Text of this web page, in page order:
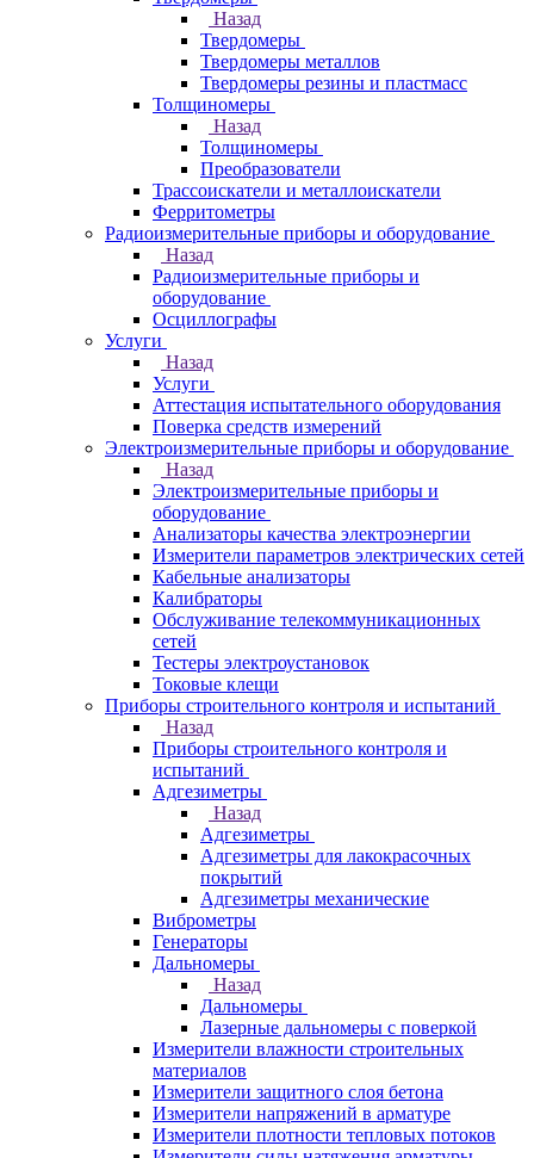
Назад
Твердомеры
Твердомеры металлов
Твердомеры резины и пластмасс
Толщиномеры
Назад
Толщиномеры
Преобразователи
Трассоискатели и металлоискатели
Ферритометры
Радиоизмерительные приборы и оборудование
Назад
Радиоизмерительные приборы и
оборудование
Осциллографы
Услуги
Назад
Услуги
Аттестация испытательного оборудования
Поверка средств измерений
Электроизмерительные приборы и оборудование
Назад
Электроизмерительные приборы и
оборудование
Анализаторы качества электроэнергии
Измерители параметров электрических сетей
Кабельные анализаторы
Калибраторы
Обслуживание телекоммуникационных
сетей
Тестеры электроустановок
Токовые клещи
Приборы строительного контроля и испытаний
Назад
Приборы строительного контроля и
испытаний
Адгезиметры
Назад
Адгезиметры
Адгезиметры для лакокрасочных
покрытий
Адгезиметры механические
Виброметры
Генераторы
Дальномеры
Назад
Дальномеры
Лазерные дальномеры с поверкой
Измерители влажности строительных
материалов
Измерители защитного слоя бетона
Измерители напряжений в арматуре
Измерители плотности тепловых потоков